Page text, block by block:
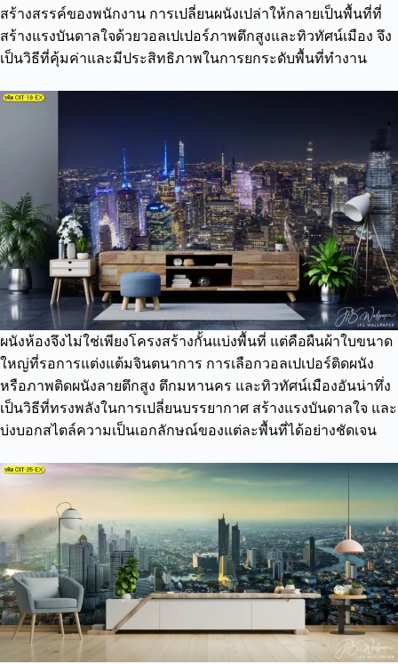
สร้างสรรค์ของพนักงาน การเปลี่ยนผนังเปล่าให้กลายเป็นพื้นที่ที่
สร้างแรงบันดาลใจด้วยวอลเปเปอร์ภาพตึกสูงและทิวทัศน์เมือง จึง
เป็นวิธีที่คุ้มค่าและมีประสิทธิภาพในการยกระดับพื้นที่ทำงาน
ผนังห้องจึงไม่ใช่เพียงโครงสร้างกั้นแบ่งพื้นที่ แต่คือผืนผ้าใบขนาด
ใหญ่ที่รอการแต่งแต้มจินตนาการ การเลือกวอลเปเปอร์ติดผนัง
หรือภาพติดผนังลายตึกสูง ตึกมหานคร และทิวทัศน์เมืองอันน่าทึ่ง
เป็นวิธีที่ทรงพลังในการเปลี่ยนบรรยากาศ สร้างแรงบันดาลใจ และ
บ่งบอกสไตล์ความเป็นเอกลักษณ์ของแต่ละพื้นที่ได้อย่างชัดเจน